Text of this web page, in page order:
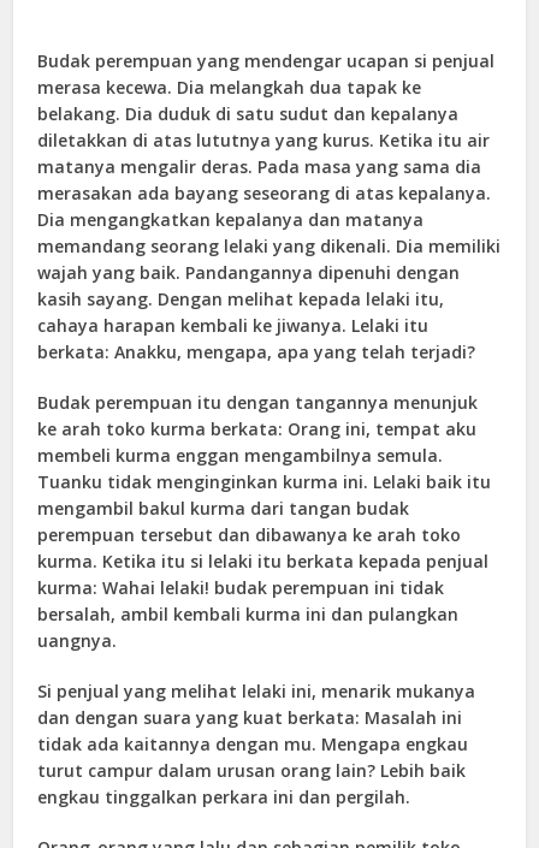
Budak perempuan yang mendengar ucapan si penjual
merasa kecewa. Dia melangkah dua tapak ke
belakang. Dia duduk di satu sudut dan kepalanya
diletakkan di atas lututnya yang kurus. Ketika itu air
matanya mengalir deras. Pada masa yang sama dia
merasakan ada bayang seseorang di atas kepalanya.
Dia mengangkatkan kepalanya dan matanya
memandang seorang lelaki yang dikenali. Dia memiliki
wajah yang baik. Pandangannya dipenuhi dengan
kasih sayang. Dengan melihat kepada lelaki itu,
cahaya harapan kembali ke jiwanya. Lelaki itu
berkata: Anakku, mengapa, apa yang telah terjadi?
Budak perempuan itu dengan tangannya menunjuk
ke arah toko kurma berkata: Orang ini, tempat aku
membeli kurma enggan mengambilnya semula.
Tuanku tidak menginginkan kurma ini. Lelaki baik itu
mengambil bakul kurma dari tangan budak
perempuan tersebut dan dibawanya ke arah toko
kurma. Ketika itu si lelaki itu berkata kepada penjual
kurma: Wahai lelaki! budak perempuan ini tidak
bersalah, ambil kembali kurma ini dan pulangkan
uangnya.
Si penjual yang melihat lelaki ini, menarik mukanya
dan dengan suara yang kuat berkata: Masalah ini
tidak ada kaitannya dengan mu. Mengapa engkau
turut campur dalam urusan orang lain? Lebih baik
engkau tinggalkan perkara ini dan pergilah.